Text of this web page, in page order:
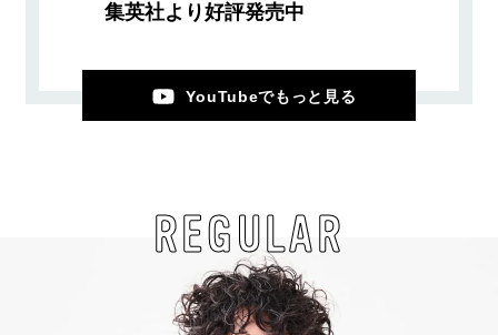
集英社より好評発売中
YouTubeでもっと見る
REGULAR